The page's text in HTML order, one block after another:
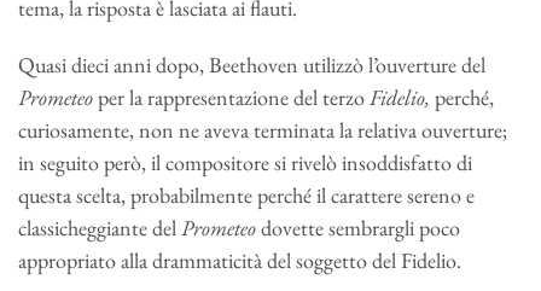
tema, la risposta è lasciata ai flauti.
Quasi dieci anni dopo, Beethoven utilizzò l’ouverture del
Prometeoper la rappresentazione del terzoFidelio, perché,
curiosamente, non ne aveva terminata la relativa ouverture;
in seguito però, il compositore si rivelò insoddisfatto di
questa scelta, probabilmente perché il carattere sereno e
classicheggiante delPrometeodovette sembrargli poco
appropriato alla drammaticità del soggetto del Fidelio.